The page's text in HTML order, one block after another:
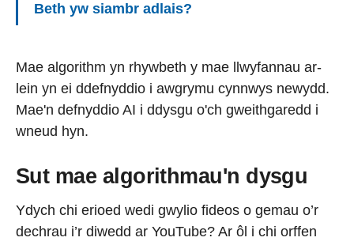
Beth yw siambr adlais?
Mae algorithm yn rhywbeth y mae llwyfannau ar-
lein yn ei ddefnyddio i awgrymu cynnwys newydd.
Mae'n defnyddio AI i ddysgu o'ch gweithgaredd i
wneud hyn.
Sut mae algorithmau'n dysgu
Ydych chi erioed wedi gwylio fideos o gemau o’r
dechrau i’r diwedd ar YouTube? Ar ôl i chi orffen